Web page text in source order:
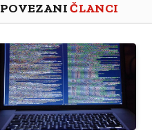
POVEZANIČLANCI